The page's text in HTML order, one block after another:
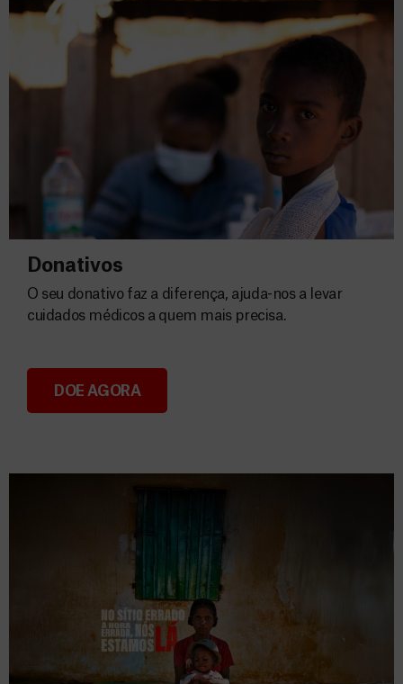
Donativos
Donativos
O seu donativo faz a diferença, ajuda-nos a levar
cuidados médicos a quem mais precisa.
DOE AGORA